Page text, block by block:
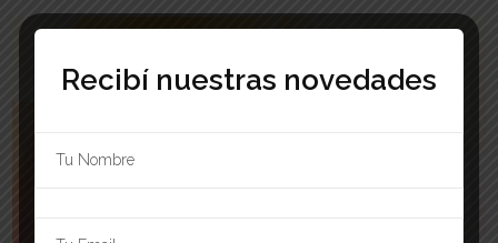
Recibí nuestras novedades